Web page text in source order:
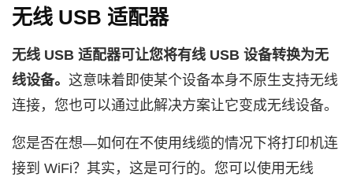
无线 USB 适配器
无线 USB 适配器可让您将有线 USB 设备转换为无
线设备。 这意味着即使某个设备本身不原生支持无线
连接，您也可以通过此解决方案让它变成无线设备。
您是否在想—如何在不使用线缆的情况下将打印机连
接到 WiFi？其实，这是可行的。您可以使用无线